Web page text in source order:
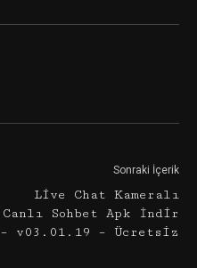
Sonraki İçerik
Live Chat Kameralı
Canlı Sohbet Apk İndir
– v03.01.19 – Ücretsiz